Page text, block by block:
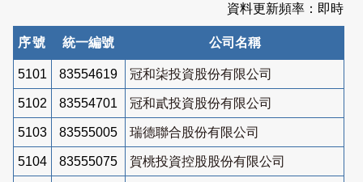
資料更新頻率：即時
序號 統一編號 公司名稱
5101 83554619 冠和柒投資股份有限公司
5102 83554701 冠和貳投資股份有限公司
5103 83555005 瑞德聯合股份有限公司
5104 83555075 賀桃投資控股股份有限公司